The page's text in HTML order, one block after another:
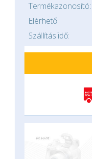
Termékazonosító:
Elérhető:
Szállításiidő: